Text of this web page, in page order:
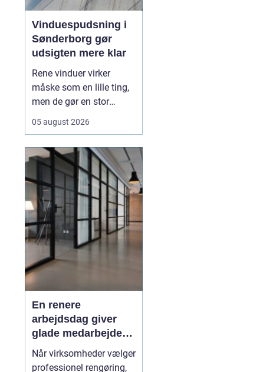
Vinduespudsning i
Sønderborg gør
udsigten mere klar
Rene vinduer virker
måske som en lille ting,
men de gør en stor
arbejdsmiljø og privatliv.
ind, rummene virker
større, og både
medarbejdere, kunder og
gæster f&ari...
05 august 2026
En renere
arbejdsdag giver
glade medarbejdere
med
erhvervsrengøring i
Når virksomheder vælger
professionel rengøring,